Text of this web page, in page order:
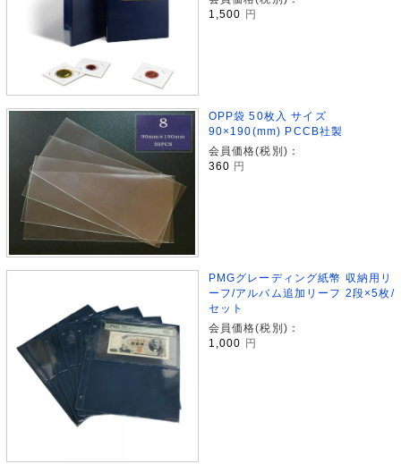
1,500 円
OPP袋 50枚入 サイズ
90×190(mm) PCCB社製
会員価格(税別)：
360 円
PMGグレーディング紙幣 収納用リ
ーフ/アルバム追加リーフ 2段×5枚/
セット
会員価格(税別)：
1,000
円